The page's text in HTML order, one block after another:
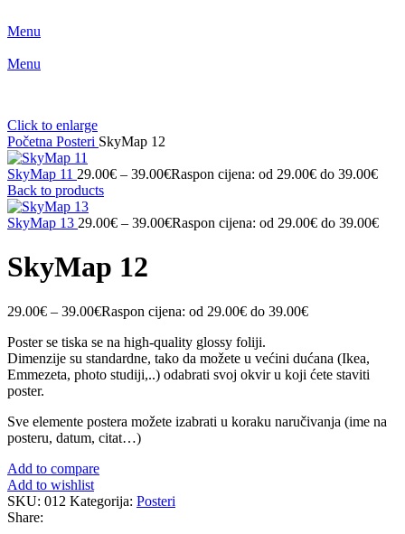
Menu
Menu
Click to enlarge
Početna Posteri SkyMap 12
SkyMap 11 29.00€ – 39.00€Raspon cijena: od 29.00€ do 39.00€
Back to products
SkyMap 13 29.00€ – 39.00€Raspon cijena: od 29.00€ do 39.00€
SkyMap 12
29.00€ – 39.00€Raspon cijena: od 29.00€ do 39.00€
Poster se tiska se na high-quality glossy foliji.
Dimenzije su standardne, tako da možete u većini dućana (Ikea,
Emmezeta, photo studiji,..) odabrati svoj okvir u koji ćete staviti
poster.
Sve elemente postera možete izabrati u koraku naručivanja (ime na
posteru, datum, citat…)
Add to compare
Add to wishlist
SKU: 012 Kategorija: Posteri
Share: